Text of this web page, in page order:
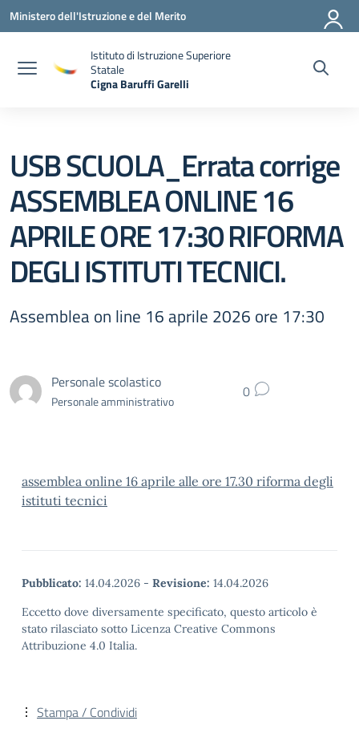
Vai ai contenuti
Vai al menu di navigazione
Vai al footer
Ministero dell'Istruzione e del Merito
Istituto di Istruzione Superiore
Statale
Cigna Baruffi Garelli
USB SCUOLA_Errata corrige
ASSEMBLEA ONLINE 16
APRILE ORE 17:30 RIFORMA
DEGLI ISTITUTI TECNICI.
Assemblea on line 16 aprile 2026 ore 17:30
Personale scolastico
Personale amministrativo 0
assemblea online 16 aprile alle ore 17.30 riforma degli
istituti tecnici
Pubblicato: 14.04.2026 - Revisione: 14.04.2026
Eccetto dove diversamente specificato, questo articolo è
stato rilasciato sotto Licenza Creative Commons
Attribuzione 4.0 Italia.
Stampa / Condividi